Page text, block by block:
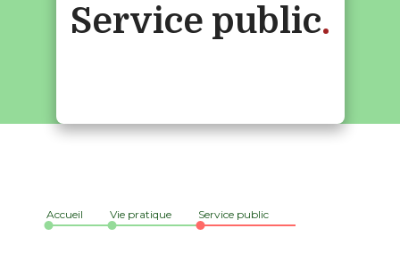
Service public
Accueil Vie pratique Service public